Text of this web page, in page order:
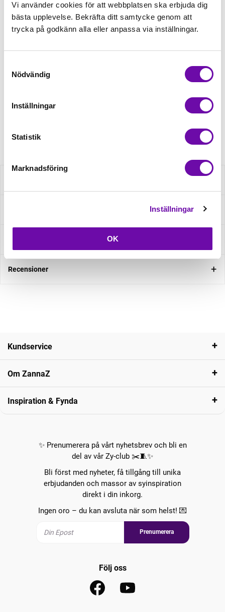
Vi använder cookies för att webbplatsen ska erbjuda dig
bästa upplevelse. Bekräfta ditt samtycke genom att
trycka på godkänn alla eller anpassa via inställningar.
Nödvändig
Inställningar
Statistik
Marknadsföring
Inställningar
OK
Lägg först önskad mängd i varukorgen,
välj sedan matchande tillbehör
Tråd matchande +45,00kr
Minsta beställning: 0.5 m
Recensioner
Kundservice
Om ZannaZ
Inspiration & Fynda
✨ Prenumerera på vårt nyhetsbrev och bli en
del av vår Zy-club ✂️🧵✨
Bli först med nyheter, få tillgång till unika
erbjudanden och massor av syinspiration
direkt i din inkorg.
Ingen oro – du kan avsluta när som helst! 💌
Prenumerera
Följ oss